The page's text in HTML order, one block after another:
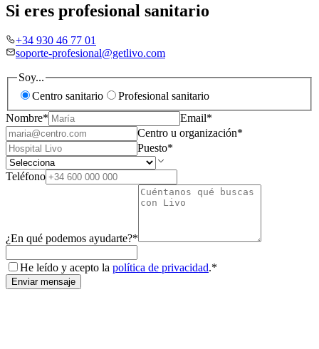
Si eres profesional sanitario
+34 930 46 77 01
soporte-profesional@getlivo.com
Soy...
Centro sanitario
Profesional sanitario
Nombre* Email*
Centro u organización*
Puesto*
Teléfono
¿En qué podemos ayudarte?*
He leído y acepto la política de privacidad.*
Enviar mensaje